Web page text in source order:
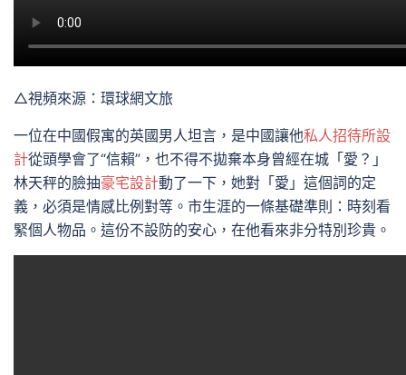
△視頻來源：環球網文旅
一位在中國假寓的英國男人坦言，是中國讓他私人招待所設
計從頭學會了“信賴”，也不得不拋棄本身曾經在城「愛？」
林天秤的臉抽豪宅設計動了一下，她對「愛」這個詞的定
義，必須是情感比例對等。市生涯的一條基礎準則：時刻看
緊個人物品。這份不設防的安心，在他看來非分特別珍貴。